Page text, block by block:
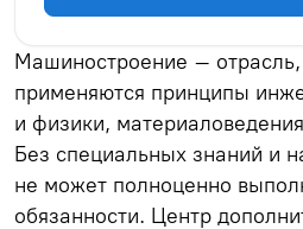
Машиностроение – отрасль,
применяются принципы
и физики,
Без специальных знаний и
не может полноценно
обязанности. Центр